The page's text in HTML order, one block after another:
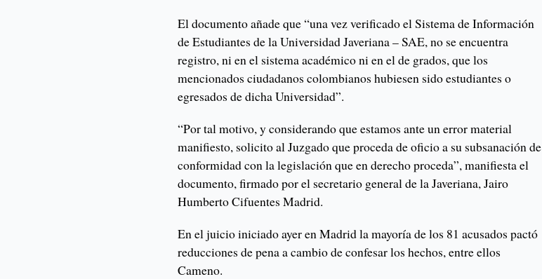
El documento añade que “una vez verificado el Sistema de Información
de Estudiantes de la Universidad Javeriana – SAE, no se encuentra
registro, ni en el sistema académico ni en el de grados, que los
mencionados ciudadanos colombianos hubiesen sido estudiantes o
egresados de dicha Universidad”.
“Por tal motivo, y considerando que estamos ante un error material
manifiesto, solicito al Juzgado que proceda de oficio a su subsanación de
conformidad con la legislación que en derecho proceda”, manifiesta el
documento, firmado por el secretario general de la Javeriana, Jairo
Humberto Cifuentes Madrid.
En el juicio iniciado ayer en Madrid la mayoría de los 81 acusados pactó
reducciones de pena a cambio de confesar los hechos, entre ellos
Cameno.